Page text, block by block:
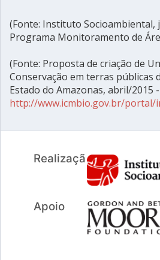
(Fonte: Instituto Socioambiental,
Programa Monitoramento de
(Fonte: Proposta de criação de
Conservação em terras públicas
Estado do Amazonas, abril/2015 -
http://www.icmbio.gov.br/portal/